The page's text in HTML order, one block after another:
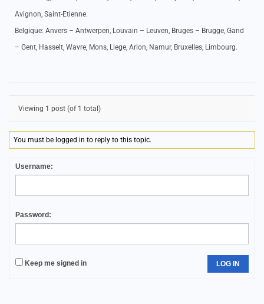
Avignon, Saint-Etienne.
Belgique: Anvers – Antwerpen, Louvain – Leuven, Bruges – Brugge, Gand
– Gent, Hasselt, Wavre, Mons, Liege, Arlon, Namur, Bruxelles, Limbourg.
Viewing 1 post (of 1 total)
You must be logged in to reply to this topic.
Username:
Password:
Keep me signed in LOG IN